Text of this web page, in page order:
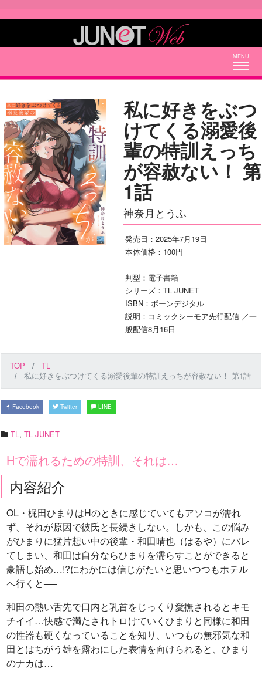
私に好きをぶつ
けてくる溺愛後
輩の特訓えっち
が容赦ない！ 第
1話
神奈月とうふ
発売日：2025年7月19日
本体価格：100円
判型：電子書籍
シリーズ：TL JUNET
ISBN：ボーンデジタル
説明：コミックシーモア先行配信 ／一
般配信8月16日
TOP
TL
私に好きをぶつけてくる溺愛後輩の特訓えっちが容赦ない！ 第1話
Facebook Twitter LINE
TL , TL JUNET
Hで濡れるための特訓、それは…
内容紹介
OL・梶田ひまりはHのときに感じていてもアソコが濡れ
ず、それが原因で彼氏と長続きしない。しかも、この悩み
がひまりに猛片想い中の後輩・和田晴也（はるや）にバレ
てしまい、和田は自分ならひまりを濡らすことができると
豪語し始め…!?にわかには信じがたいと思いつつもホテル
へ行くと──
和田の熱い舌先で口内と乳首をじっくり愛撫されるとキモ
チイイ…快感で満たされトロけていくひまりと同様に和田
の性器も硬くなっていることを知り、いつもの無邪気な和
田とはちがう雄を露わにした表情を向けられると、ひまり
のナカは…